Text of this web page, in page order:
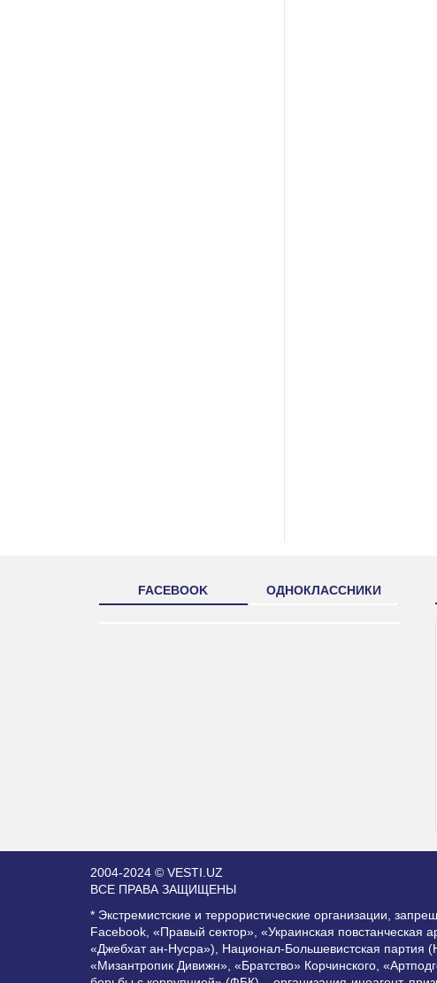
FACEBOOK ОДНОКЛАССНИКИ
2004-2024 © VESTI.UZ
ВСЕ ПРАВА ЗАЩИЩЕНЫ
* Экстремистские и террористические организации,
Facebook, «Правый сектор», «Украинская
«Джебхат ан-Нусра»), Национал-Большевистская
«Мизантропик Дивижн», «Братство» Корчинского,